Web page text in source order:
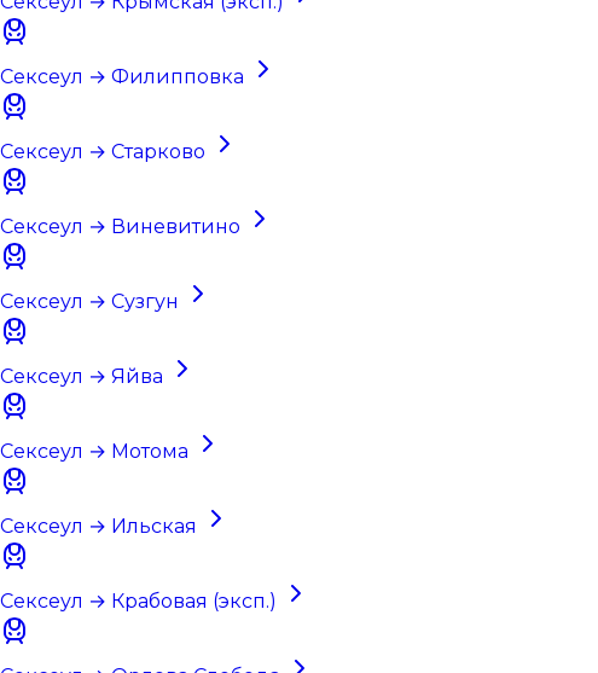
Сексеул → Филипповка
Сексеул → Старково
Сексеул → Виневитино
Сексеул → Сузгун
Сексеул → Яйва
Сексеул → Мотома
Сексеул → Ильская
Сексеул → Крабовая (эксп.)